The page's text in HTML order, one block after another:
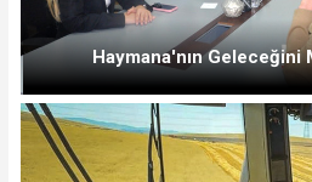
Haymana'nın Geleceğini